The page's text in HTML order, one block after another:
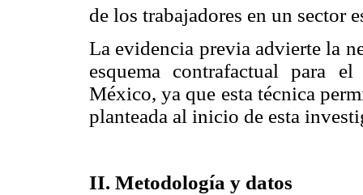
de los trabajadores en un sector
La evidencia previa advierte la
esquema contrafactual para
México, ya que esta técnica
planteada al inicio de esta
II. Metodología y datos